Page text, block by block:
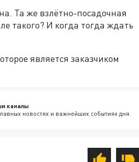
Та же взлётно-посадочная
такого? И когда тогда ждать
является заказчиком
каналы
новостях и важнейших событиях дня.